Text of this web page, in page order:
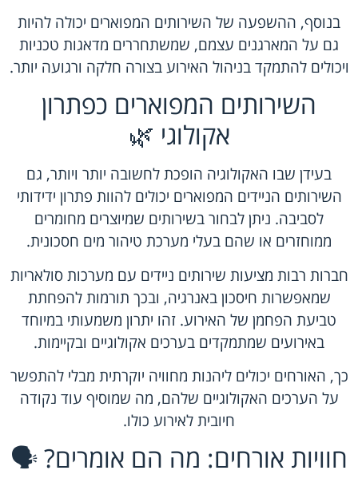
בנוסף, ההשפעה של השירותים המפוארים יכולה להיות
גם על המארגנים עצמם, שמשתחררים מדאגות טכניות
ויכולים להתמקד בניהול האירוע בצורה חלקה ורגועה יותר.
השירותים המפוארים כפתרון
אקולוגי 🌿
בעידן שבו האקולוגיה הופכת לחשובה יותר ויותר, גם
השירותים הניידים המפוארים יכולים להוות פתרון ידידותי
לסביבה. ניתן לבחור בשירותים שמיוצרים מחומרים
ממוחזרים או שהם בעלי מערכת טיהור מים חסכונית.
חברות רבות מציעות שירותים ניידים עם מערכות סולאריות
שמאפשרות חיסכון באנרגיה, ובכך תורמות להפחתת
טביעת הפחמן של האירוע. זהו יתרון משמעותי במיוחד
באירועים שמתמקדים בערכים אקולוגיים ובקיימות.
כך, האורחים יכולים ליהנות מחוויה יוקרתית מבלי להתפשר
על הערכים האקולוגיים שלהם, מה שמוסיף עוד נקודה
חיובית לאירוע כולו.
חוויות אורחים: מה הם אומרים? 🗣️